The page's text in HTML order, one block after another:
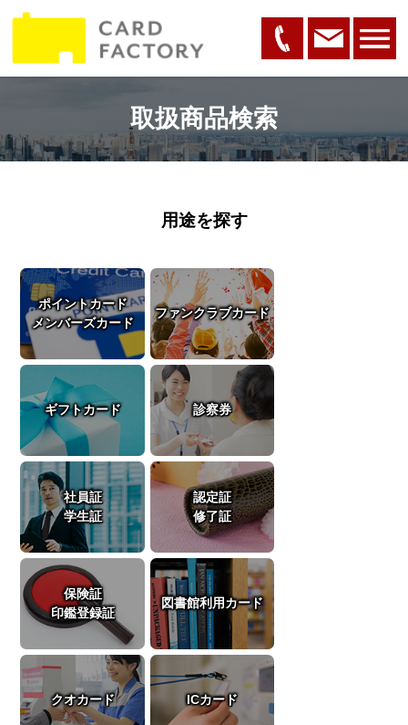
取扱商品検索
用途を探す
ポイントカード
メンバーズカード
ファンクラブカード
ギフトカード 診察券
社員証
学生証
認定証
修了証
保険証
印鑑登録証
図書館利用カード
クオカード ICカード